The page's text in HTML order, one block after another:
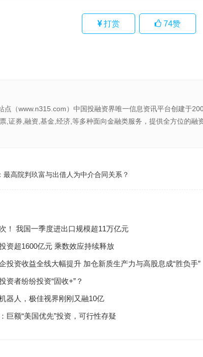
打赏 74赞
点（www.n315.com）中国投融资界唯一信息资讯平台创建于
,证券,融资,基金,经济,等多种面向金融类服务，提供全方位的融
最高院判玖富与出借人为中介合同关系？
！ 我国一季度进出口规模超11万亿元
资超1600亿元 乘数效应持续释放
投资收益全线大幅提升 加仓新质生产力与高股息成“胜负手”
资者纷纷投资“固收+”？
器人，极佳视界刚刚又融10亿
巨额“美国优先”投资，可行性存疑